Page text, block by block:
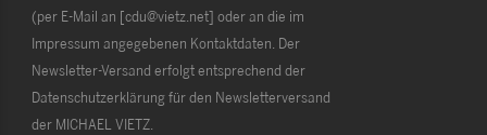
(per E-Mail an [cdu@vietz.net] oder an die im
Impressum angegebenen Kontaktdaten. Der
Newsletter-Versand erfolgt entsprechend der
Datenschutzerklärung für den Newsletterversand
der MICHAEL VIETZ.